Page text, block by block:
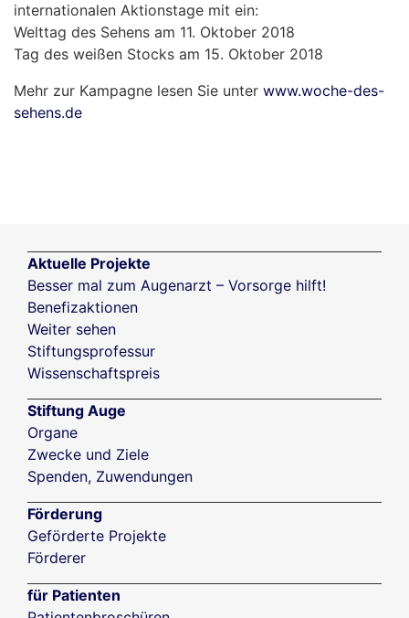
internationalen Aktionstage mit ein:
Welttag des Sehens am 11. Oktober 2018
Tag des weißen Stocks am 15. Oktober 2018
Mehr zur Kampagne lesen Sie unter www.woche-des-
sehens.de
Aktuelle Projekte
Besser mal zum Augenarzt – Vorsorge hilft!
Benefizaktionen
Weiter sehen
Stiftungsprofessur
Wissenschaftspreis
Stiftung Auge
Organe
Zwecke und Ziele
Spenden, Zuwendungen
Förderung
Geförderte Projekte
Förderer
für Patienten